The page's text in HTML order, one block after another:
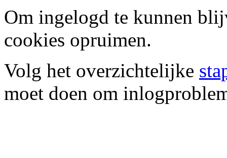
Om ingelogd te kunnen
cookies opruimen.
Volg het overzichtelijke
moet doen om